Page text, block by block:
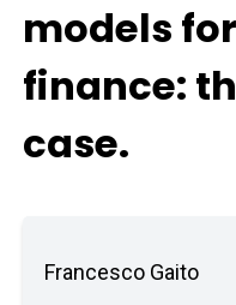
models
finance:
case.
Francesco Gaito